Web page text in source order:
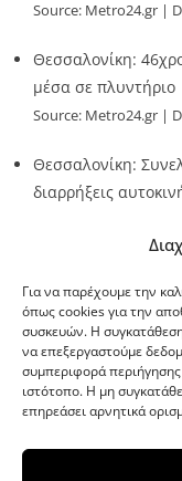
Για να παρέχουμε την
όπως cookies για την
συσκευών. Η συγκατάθεση
να επεξεργαστούμε
συμπεριφορά
ιστότοπο. Η μη
επηρεάσει αρνητικά
Source: Metro24.gr
Θεσσαλονίκη:
μέσα σε πλυντήριο
Source: Metro24.gr
Θεσσαλονίκη:
διαρρήξεις
G-point.gr